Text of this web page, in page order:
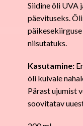
Siidine õli UVA
päevituseks. Õli
päikesekiirguse
niisutatuks.
Kasutamine:
õli kuivale
Pärast ujumist
soovitatav